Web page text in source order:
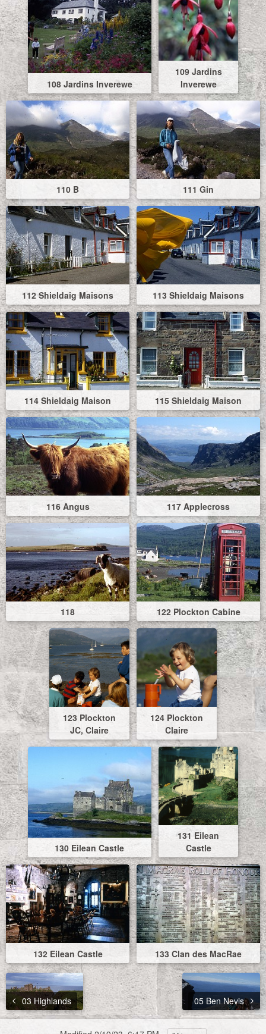
108 Jardins Inverewe
109 Jardins
Inverewe
110 B 111 Gin
112 Shieldaig Maisons 113 Shieldaig Maisons
114 Shieldaig Maison 115 Shieldaig Maison
116 Angus 117 Applecross
118 122 Plockton Cabine
123 Plockton
JC, Claire
124 Plockton
Claire
130 Eilean Castle
131 Eilean
Castle
132 Eilean Castle 133 Clan des MacRae
03 Highlands 05 Ben Nevis